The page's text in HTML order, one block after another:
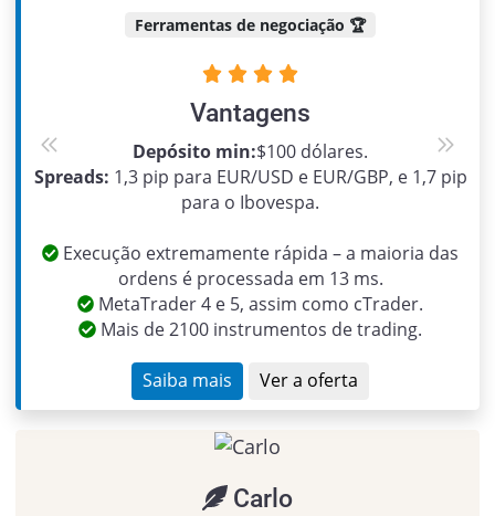
Ferramentas de negociação 🏆
Vantagens
Depósito min:$100 dólares.
Spreads: 1,3 pip para EUR/USD e EUR/GBP, e 1,7 pip
para o Ibovespa.
Execução extremamente rápida – a maioria das
ordens é processada em 13 ms.
MetaTrader 4 e 5, assim como cTrader.
Mais de 2100 instrumentos de trading.
Saiba mais Ver a oferta
Previous Next
Carlo